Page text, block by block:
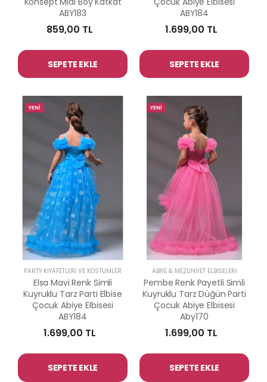
ABY183
859,00 TL
SEPETE EKLE
ABY184
1.699,00 TL
SEPETE EKLE
YENİ
PARTY KIYAFETLERİ VE KOSTÜMLER
Elsa Mavi Renk Simli
Kuyruklu Tarz Parti Elbise
Çocuk Abiye Elbisesi
ABY184
1.699,00 TL
SEPETE EKLE
YENİ
ABİYE & MEZUNİYET ELBİSELERİ
Pembe Renk Payetli Simli
Kuyruklu Tarz Düğün Parti
Çocuk Abiye Elbisesi
Aby170
1.699,00 TL
SEPETE EKLE